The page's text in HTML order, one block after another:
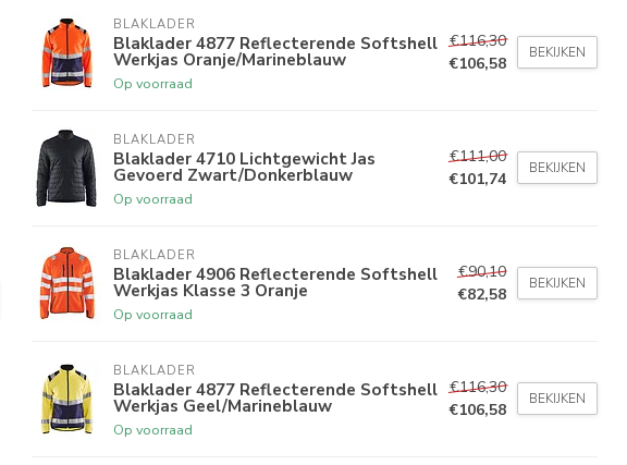
BLAKLADER
Blaklader 4877 Reflecterende Softshell
Werkjas Oranje/Marineblauw
Op voorraad
€116,30
€106,58
BEKIJKEN
BLAKLADER
Blaklader 4710 Lichtgewicht Jas
Gevoerd Zwart/Donkerblauw
Op voorraad
€111,00
€101,74
BEKIJKEN
BLAKLADER
Blaklader 4906 Reflecterende Softshell
Werkjas Klasse 3 Oranje
Op voorraad
€90,10
€82,58
BEKIJKEN
BLAKLADER
Blaklader 4877 Reflecterende Softshell
Werkjas Geel/Marineblauw
Op voorraad
€116,30
€106,58
BEKIJKEN